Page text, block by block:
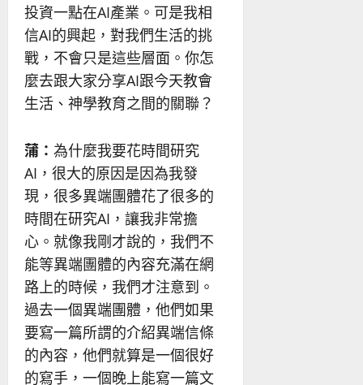
投資一點在AI產業。可是我相
信AI的興起，對我們生活的挑
戰，不會只是這些層面。你怎
麼去跟大家分享AI跟今天教會
生活、神學教育之間的關聯？
蒲： 為什麼我要花時間研究
AI，很大的原因是因為我發
現，很多異端團體花了很多的
時間在研究AI，讓我非常擔
心。就像我剛才說的，我們不
能等異端團體的內容充滿在網
路上的時候，我們才注意到。
過去一個異端團體，他們如果
要寫一篇所謂的介紹異端信條
的內容，他們就算是一個很好
的寫手，一個晚上能寫一篇文